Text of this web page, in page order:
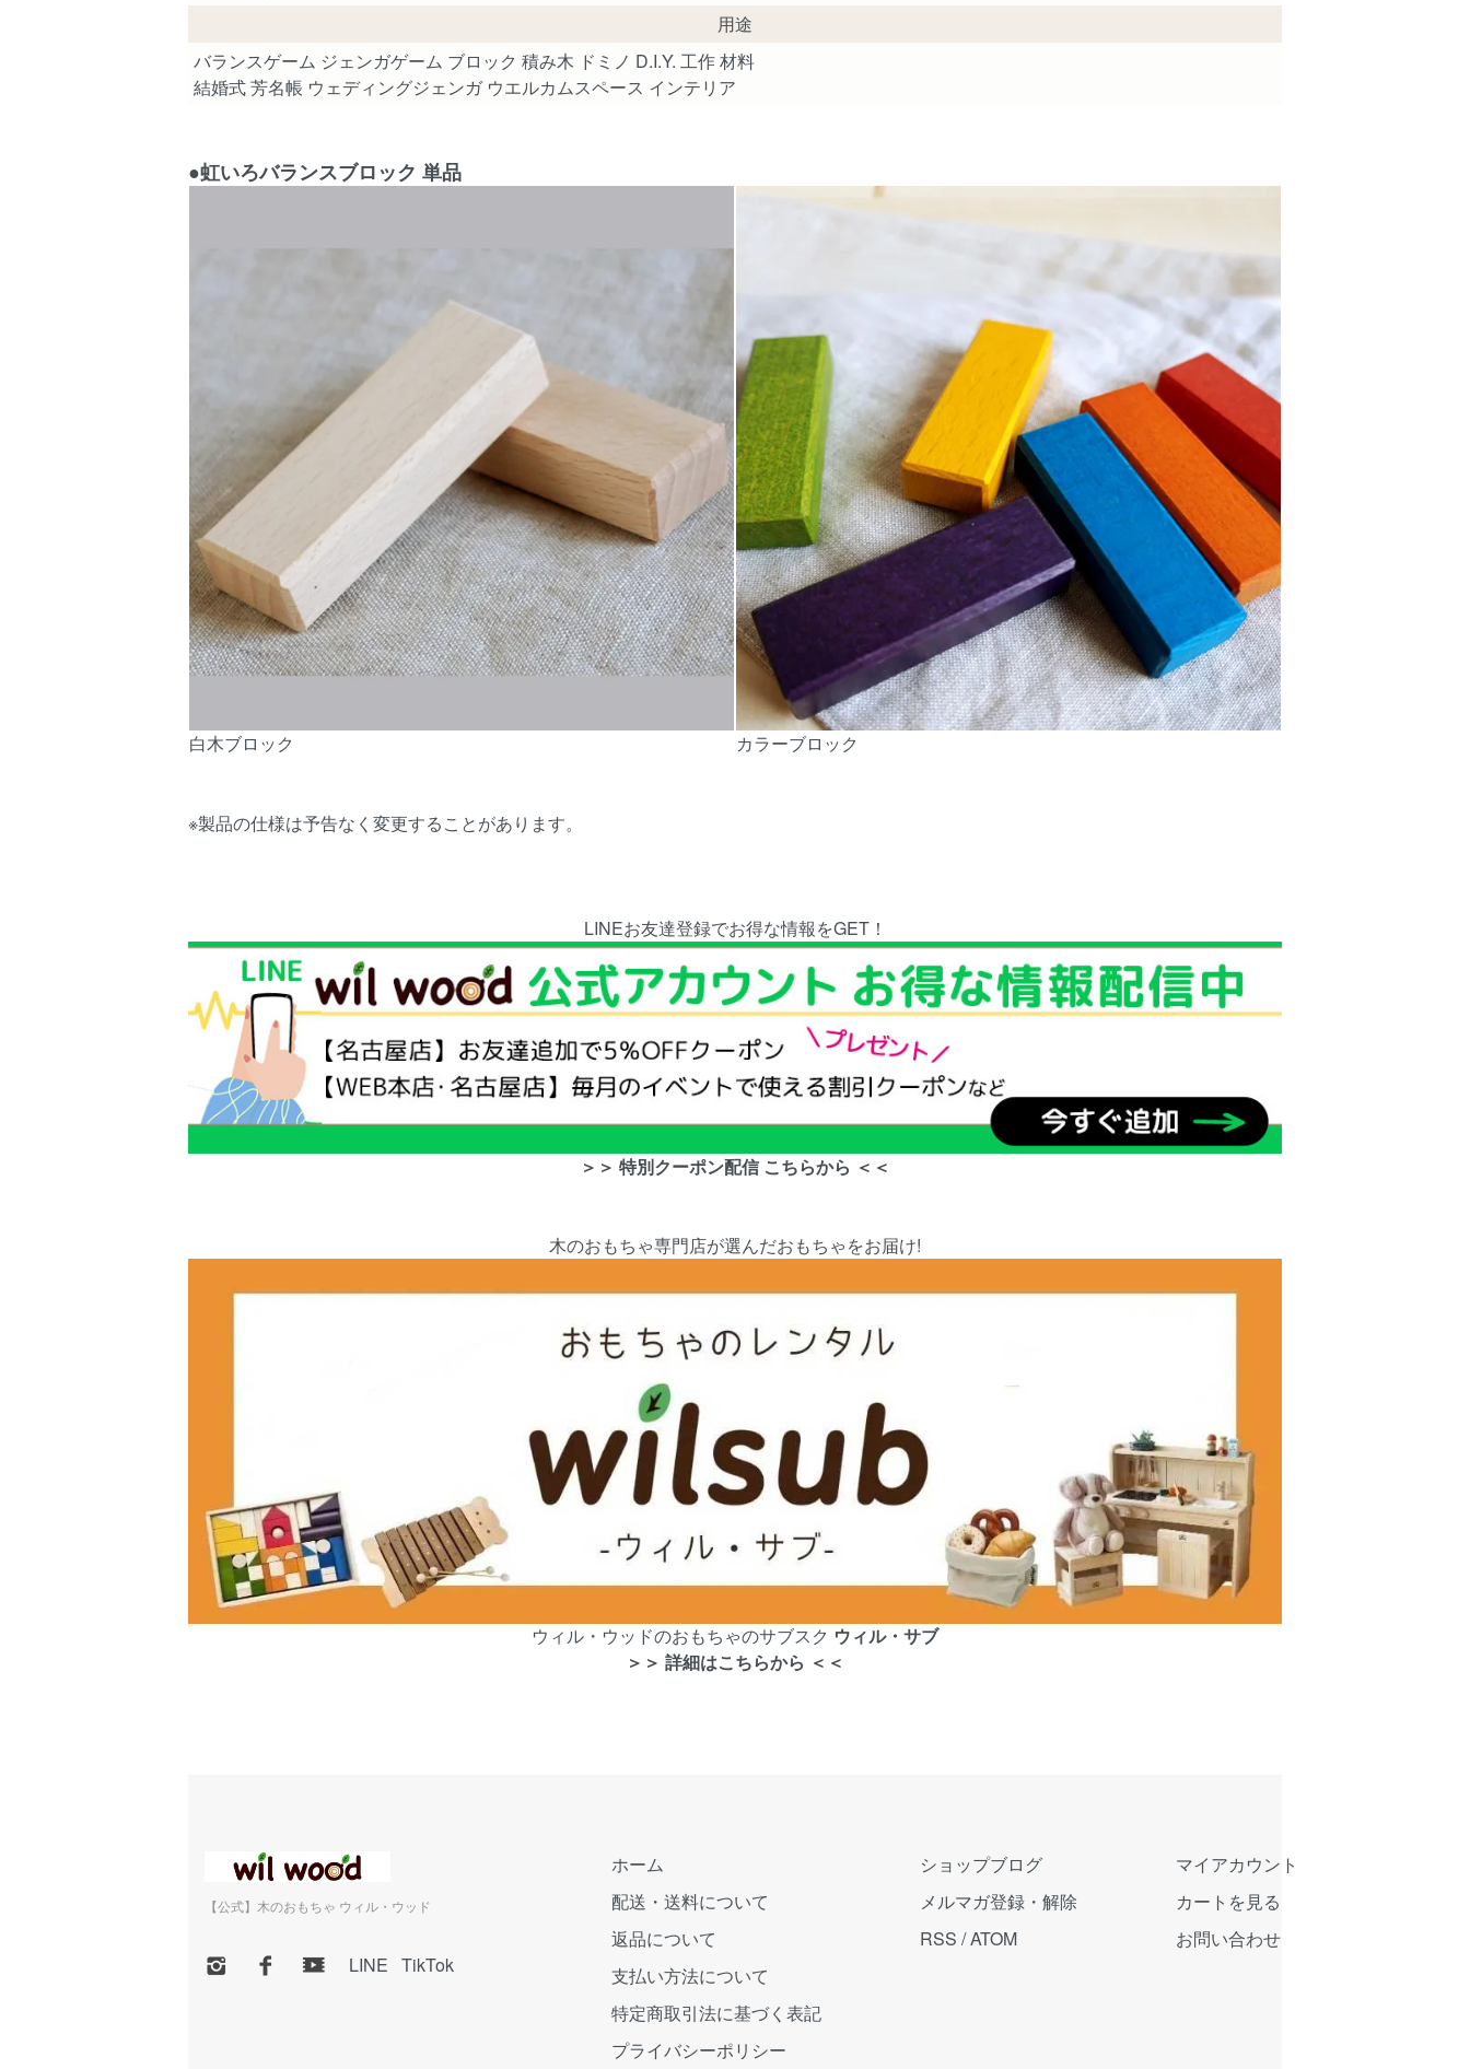
用途
バランスゲーム ジェンガゲーム ブロック 積み木 ドミノ D.I.Y. 工作 材料
結婚式 芳名帳 ウェディングジェンガ ウエルカムスペース インテリア
●虹いろバランスブロック 単品
白木ブロック カラーブロック
※製品の仕様は予告なく変更することがあります。
LINEお友達登録でお得な情報をGET！
＞＞ 特別クーポン配信 こちらから ＜＜
木のおもちゃ専門店が選んだおもちゃをお届け!
ウィル・ウッドのおもちゃのサブスク ウィル・サブ
＞＞ 詳細はこちらから ＜＜
【公式】木のおもちゃ ウィル・ウッド
LINE TikTok
ホーム
配送・送料について
返品について
支払い方法について
特定商取引法に基づく表記
プライバシーポリシー
ショップブログ
メルマガ登録・解除
RSS /ATOM
マイアカウント
カートを見る
お問い合わせ